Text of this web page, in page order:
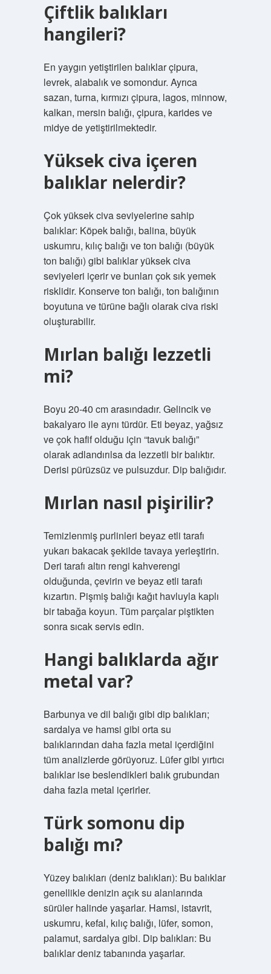
Çiftlik balıkları
hangileri?
En yaygın yetiştirilen balıklar çipura,
levrek, alabalık ve somondur. Ayrıca
sazan, turna, kırmızı çipura, lagos, minnow,
kalkan, mersin balığı, çipura, karides ve
midye de yetiştirilmektedir.
Yüksek civa içeren
balıklar nelerdir?
Çok yüksek civa seviyelerine sahip
balıklar: Köpek balığı, balina, büyük
uskumru, kılıç balığı ve ton balığı (büyük
ton balığı) gibi balıklar yüksek civa
seviyeleri içerir ve bunları çok sık yemek
risklidir. Konserve ton balığı, ton balığının
boyutuna ve türüne bağlı olarak civa riski
oluşturabilir.
Mırlan balığı lezzetli
mi?
Boyu 20-40 cm arasındadır. Gelincik ve
bakalyaro ile aynı türdür. Eti beyaz, yağsız
ve çok hafif olduğu için “tavuk balığı”
olarak adlandırılsa da lezzetli bir balıktır.
Derisi pürüzsüz ve pulsuzdur. Dip balığıdır.
Mırlan nasıl pişirilir?
Temizlenmiş purlinleri beyaz etli tarafı
yukarı bakacak şekilde tavaya yerleştirin.
Deri tarafı altın rengi kahverengi
olduğunda, çevirin ve beyaz etli tarafı
kızartın. Pişmiş balığı kağıt havluyla kaplı
bir tabağa koyun. Tüm parçalar piştikten
sonra sıcak servis edin.
Hangi balıklarda ağır
metal var?
Barbunya ve dil balığı gibi dip balıkları;
sardalya ve hamsi gibi orta su
balıklarından daha fazla metal içerdiğini
tüm analizlerde görüyoruz. Lüfer gibi yırtıcı
balıklar ise beslendikleri balık grubundan
daha fazla metal içerirler.
Türk somonu dip
balığı mı?
Yüzey balıkları (deniz balıkları): Bu balıklar
genellikle denizin açık su alanlarında
sürüler halinde yaşarlar. Hamsi, istavrit,
uskumru, kefal, kılıç balığı, lüfer, somon,
palamut, sardalya gibi. Dip balıkları: Bu
balıklar deniz tabanında yaşarlar.